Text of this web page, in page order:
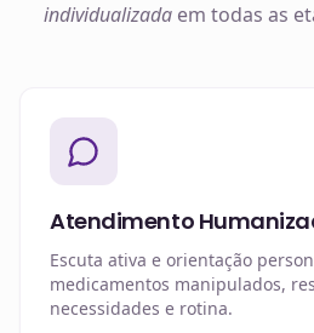
individualizada em todas as
Atendimento
Escuta ativa e orientação
medicamentos manipulados,
necessidades e rotina.